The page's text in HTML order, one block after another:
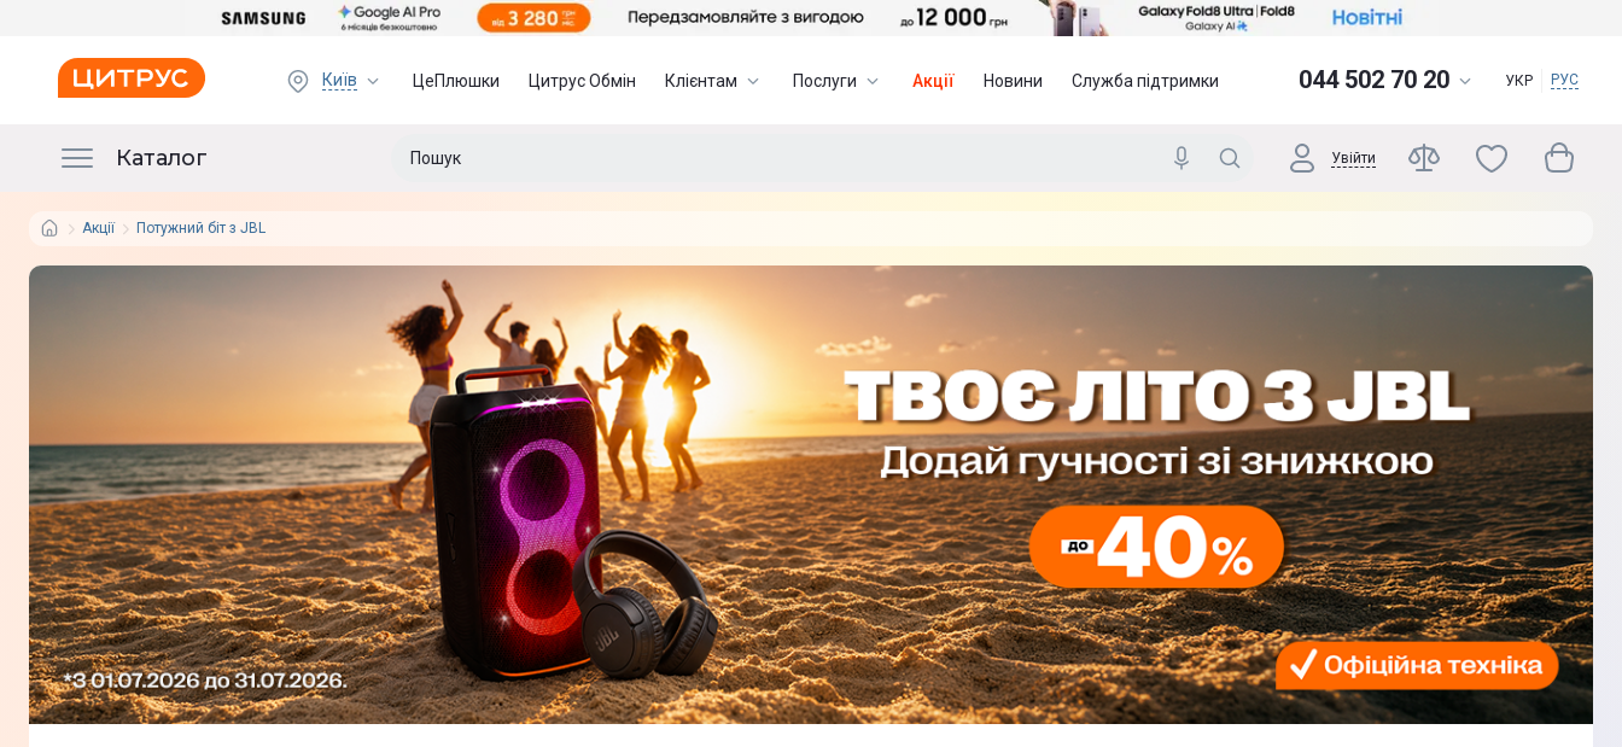
Київ ЦеПлюшки Цитрус Обмін Клієнтам Послуги Акції Новини Служба підтримки 044 502 70 20 УКР РУС
Каталог Увійти
Акції Потужний біт з JBL